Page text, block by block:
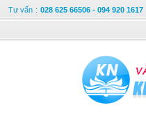
Tư vấn : 028 625 66506 - 094 920 1617